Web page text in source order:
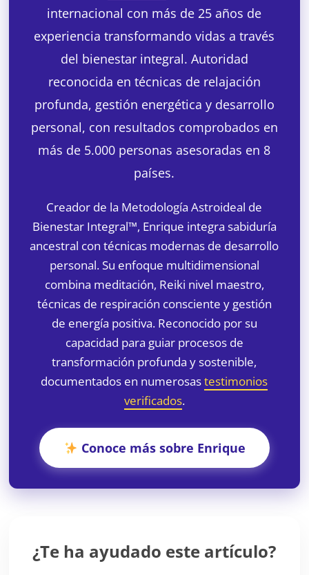
internacional con más de 25 años de
experiencia transformando vidas a través
del bienestar integral. Autoridad
reconocida en técnicas de relajación
profunda, gestión energética y desarrollo
personal, con resultados comprobados en
más de 5.000 personas asesoradas en 8
países.
Creador de la Metodología Astroideal de
Bienestar Integral™, Enrique integra sabiduría
ancestral con técnicas modernas de desarrollo
personal. Su enfoque multidimensional
combina meditación, Reiki nivel maestro,
técnicas de respiración consciente y gestión
de energía positiva. Reconocido por su
capacidad para guiar procesos de
transformación profunda y sostenible,
documentados en numerosastestimonios
verificados.
Conoce más sobre Enrique
¿Te ha ayudado este artículo?